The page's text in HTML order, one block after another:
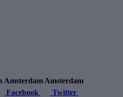
Amsterdam
Facebook
Twitter